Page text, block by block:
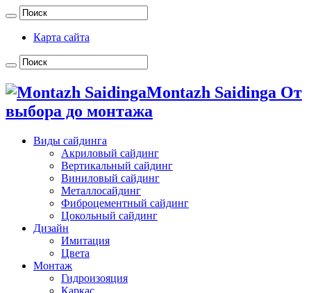
Карта сайта
Montazh Saidinga От
выбора до монтажа
Виды сайдинга
Акриловый сайдинг
Вертикальный сайдинг
Виниловый сайдинг
Металлосайдинг
Фиброцементный сайдинг
Цокольный сайдинг
Дизайн
Имитация
Цвета
Монтаж
Гидроизояция
Каркас